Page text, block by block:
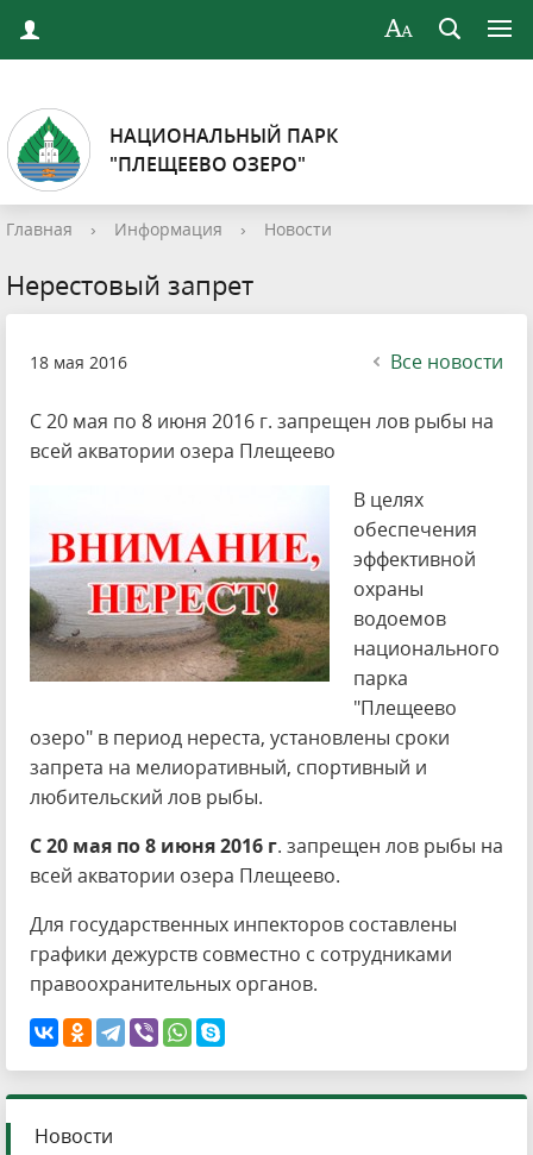
НАЦИОНАЛЬНЫЙ ПАРК
"ПЛЕЩЕЕВО ОЗЕРО"
Главная › Информация › Новости
Нерестовый запрет
18 мая 2016 Все новости
С 20 мая по 8 июня 2016 г. запрещен лов рыбы на
всей акватории озера Плещеево
В целях
обеспечения
эффективной
охраны
водоемов
национального
парка
"Плещеево
озеро" в период нереста, установлены сроки
запрета на мелиоративный, спортивный и
любительский лов рыбы.
С 20 мая по 8 июня 2016 г. запрещен лов рыбы на
всей акватории озера Плещеево.
Для государственных инпекторов составлены
графики дежурств совместно с сотрудниками
правоохранительных органов.
Новости